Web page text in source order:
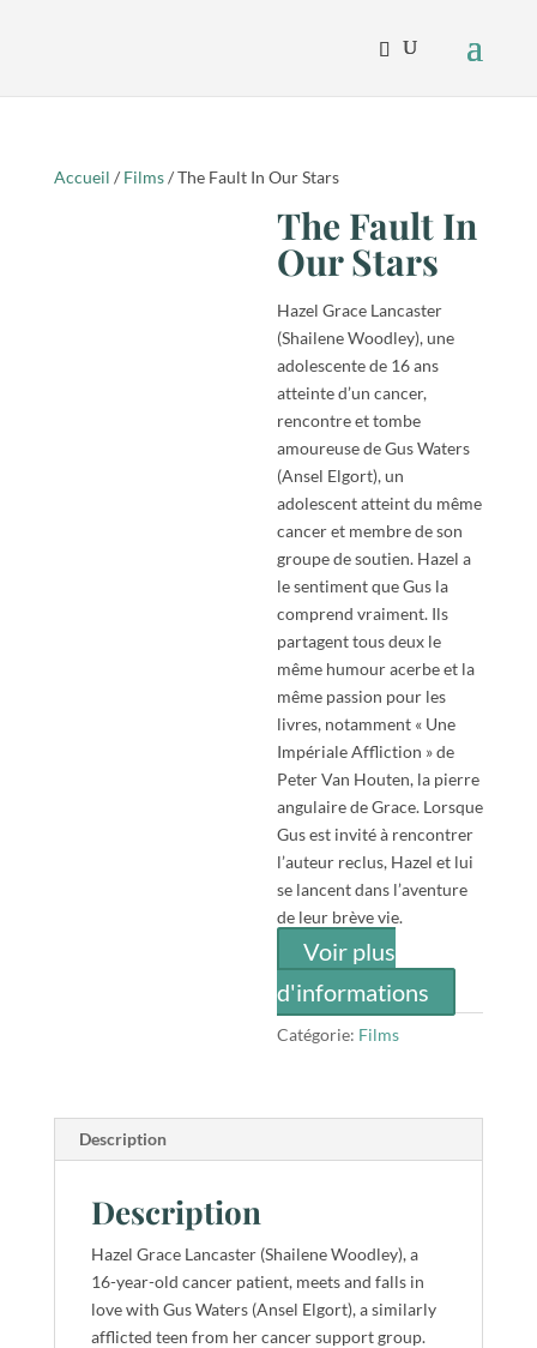
Accueil / Films/ The Fault In Our Stars
The Fault In
Our Stars
Hazel Grace Lancaster
(Shailene Woodley), une
adolescente de 16 ans
atteinte d’un cancer,
rencontre et tombe
amoureuse de Gus Waters
(Ansel Elgort), un
adolescent atteint du même
cancer et membre de son
groupe de soutien. Hazel a
le sentiment que Gus la
comprend vraiment. Ils
partagent tous deux le
même humour acerbe et la
même passion pour les
livres, notamment « Une
Impériale Affliction » de
Peter Van Houten, la pierre
angulaire de Grace. Lorsque
Gus est invité à rencontrer
l’auteur reclus, Hazel et lui
se lancent dans l’aventure
de leur brève vie.
Voir plus
d'informations
Catégorie: Films
Description
Description
Hazel Grace Lancaster (Shailene Woodley), a
16-year-old cancer patient, meets and falls in
love with Gus Waters (Ansel Elgort), a similarly
afflicted teen from her cancer support group.